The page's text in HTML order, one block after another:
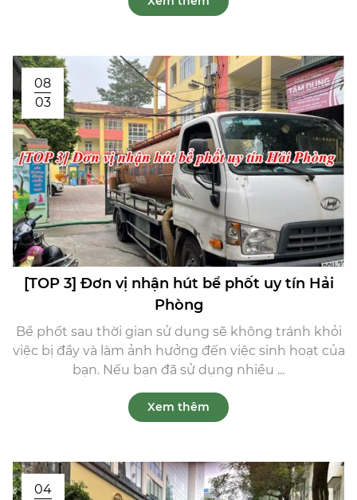
08
03
[TOP 3] Đơn vị nhận hút bể phốt uy tín Hải
Phòng
Bể phốt sau thời gian sử dụng sẽ không tránh khỏi
việc bị đầy và làm ảnh hưởng đến việc sinh hoạt của
bạn. Nếu bạn đã sử dụng nhiều ...
Xem thêm
04